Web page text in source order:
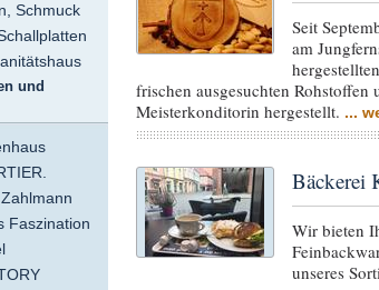
Schmuck
und
Faszination
Seit
am
frischen ausgesuchten
Meisterkonditorin hergestellt. ...
Bäckerei
Wir bieten
unseres